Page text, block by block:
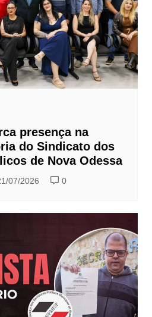
presença na
do Sindicato dos
de Nova Odessa
07/2026 0